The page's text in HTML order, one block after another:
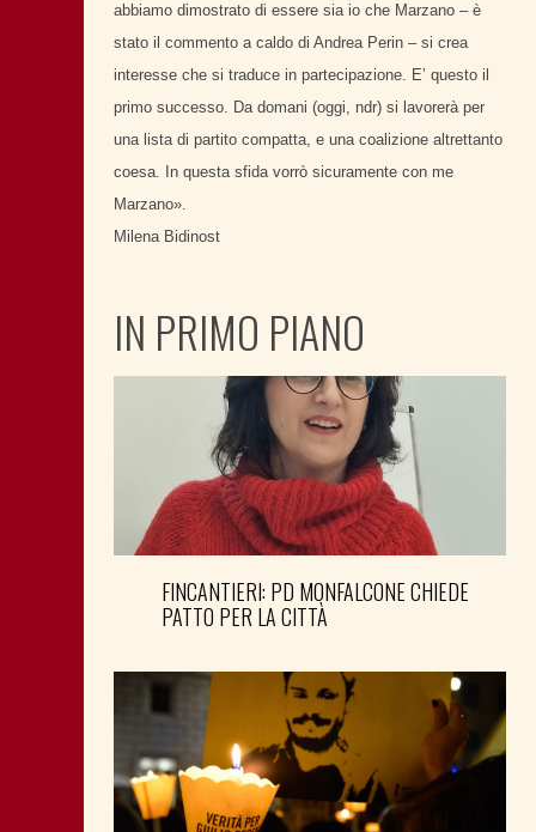
abbiamo dimostrato di essere sia io che Marzano – è
stato il commento a caldo di Andrea Perin – si crea
interesse che si traduce in partecipazione. E’ questo il
primo successo. Da domani (oggi, ndr) si lavorerà per
una lista di partito compatta, e una coalizione altrettanto
coesa. In questa sfida vorrò sicuramente con me
Marzano».
Milena Bidinost
IN PRIMO PIANO
FINCANTIERI: PD MONFALCONE CHIEDE
PATTO PER LA CITTÀ